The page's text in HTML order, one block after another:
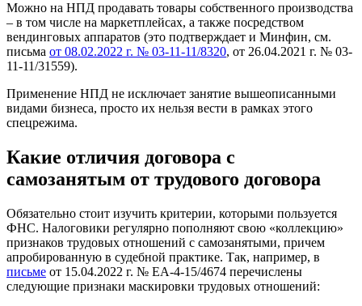
Можно на НПД продавать товары собственного производства
– в том числе на маркетплейсах, а также посредством
вендинговых аппаратов (это подтверждает и Минфин, см.
письма от 08.02.2022 г. № 03-11-11/8320, от 26.04.2021 г. № 03-
11-11/31559).
Применение НПД не исключает занятие вышеописанными
видами бизнеса, просто их нельзя вести в рамках этого
спецрежима.
Какие отличия договора с
самозанятым от трудового договора
Обязательно стоит изучить критерии, которыми пользуется
ФНС. Налоговики регулярно пополняют свою «коллекцию»
признаков трудовых отношений с самозанятыми, причем
апробированную в судебной практике. Так, например, в
письме от 15.04.2022 г. № ЕА-4-15/4674 перечислены
следующие признаки маскировки трудовых отношений: